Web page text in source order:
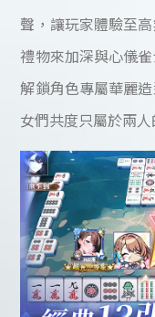
聲，讓玩家體驗至
禮物來加深與心儀
解鎖角色專屬華麗
女們共度只屬於兩